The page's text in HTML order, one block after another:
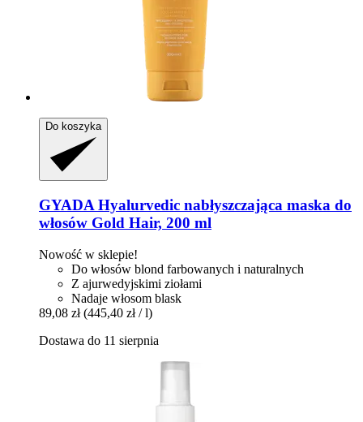
Do koszyka
GYADA Hyalurvedic nabłyszczająca maska do
włosów Gold Hair, 200 ml
Nowość w sklepie!
Do włosów blond farbowanych i naturalnych
Z ajurwedyjskimi ziołami
Nadaje włosom blask
89,08 zł (445,40 zł / l)
Dostawa do 11 sierpnia